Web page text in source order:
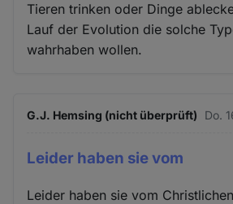
Tieren trinken oder Dinge
Lauf der Evolution die solche
wahrhaben wollen.
G.J. Hemsing (nicht überprüft) Do.
Leider haben sie vom
Leider haben sie vom